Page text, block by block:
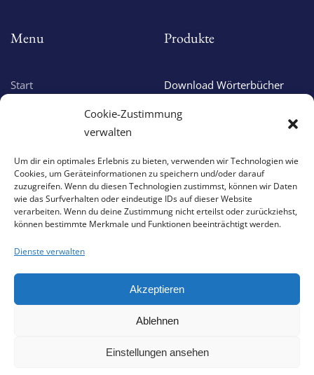
Cookie-Zustimmung
verwalten
Um dir ein optimales Erlebnis zu bieten, verwenden wir Technologien wie
Cookies, um Geräteinformationen zu speichern und/oder darauf
zuzugreifen. Wenn du diesen Technologien zustimmst, können wir Daten
wie das Surfverhalten oder eindeutige IDs auf dieser Website
verarbeiten. Wenn du deine Zustimmung nicht erteilst oder zurückziehst,
können bestimmte Merkmale und Funktionen beeinträchtigt werden.
Dienste verwalten
Akzeptieren
Ablehnen
Einstellungen ansehen
Menu
Start
Produkte
Download Wörterbücher
Service & Support
Support
Download Version
Impressum
Cookie-Hinweis
Powered byAHerchi WebDesign GmbH